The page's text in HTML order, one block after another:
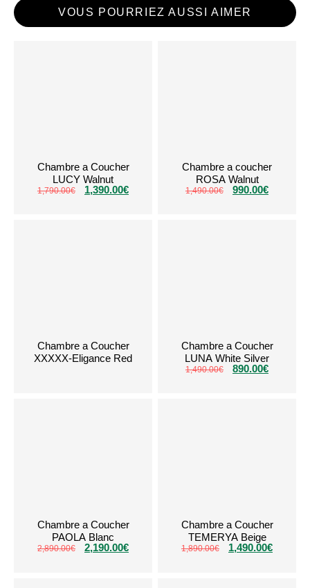
VOUS POURRIEZ AUSSI AIMER
Chambre a Coucher
LUCY Walnut
1,790.00€ 1,390.00€
Chambre a coucher
ROSA Walnut
1,490.00€ 990.00€
Chambre a Coucher
XXXXX-Eligance Red
Chambre a Coucher
LUNA White Silver
1,490.00€ 890.00€
Chambre a Coucher
PAOLA Blanc
2,890.00€ 2,190.00€
Chambre a Coucher
TEMERYA Beige
1,890.00€ 1,490.00€